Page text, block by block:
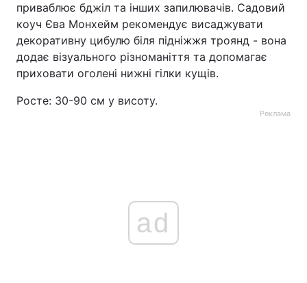
приваблює бджіл та інших запилювачів. Садовий
коуч Єва Монхейм рекомендує висаджувати
декоративну цибулю біля підніжжя троянд - вона
додає візуального різноманіття та допомагає
приховати оголені нижні гілки кущів.
Росте: 30-90 см у висоту.
Реклама
ad